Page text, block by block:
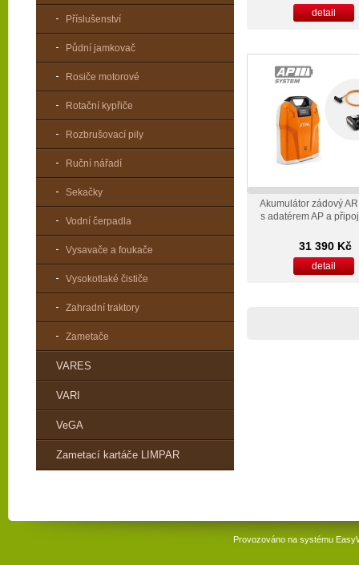
Příslušenství
Půdní jamkovač
Rosiče motorové
Rotační kypřiče
Rozbrušovací pily
Ruční nářadí
Sekačky
Vodní čerpadla
Vysavače a foukače
Vysokotlaké čističe
Zahradní traktory
Zametače
VARES
VARI
VeGA
Zametací kartáče LIMPAR
detail
Akumulátor zádový
s adatérem AP a
31 390 Kč
detail
Provozováno na systému